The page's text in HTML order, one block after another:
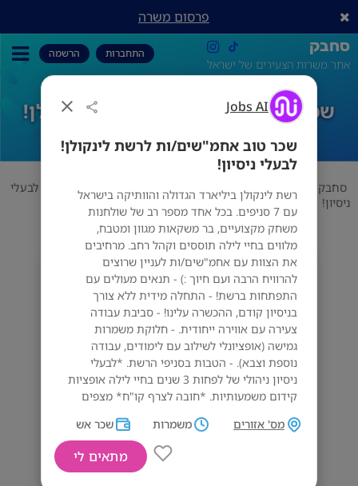
Jobs AI
שכר טוב אחמ"שים/ות לרשת לינקולן!
לבעלי ניסיון!
רשת לינקולן ביליארד הגדולה והוותיקה בישראל
עם 7 סניפים. בכל אחד מספר רב של שולחנות
משחק מקצועיים, בר משקאות מגוון ומטבח,
מלווים בחיי לילה תוססים וקהל רחב. מרחיבים
את הצוות עם אחמ"שים/ות לעניין שרוצים
להרוויח הרבה ועם חיוך :) - תנאים מעולים עם
התפתחות ברשת! - התחלה מידית ללא צורך
בניסיון קודם, ההכשרה עלינו! - סביבת עבודה
צעירה עם אווירה ייחודית. - חלוקת משמרות
גמישה (אופציונלי לשילוב עם לימודים, עבודה
נוספת וצבא). - הטבות בסניפי הרשת. *לבעלי
ניסיון ניהולי של לפחות 3 שנים בחיי לילה אופציות
קידום משמעותיות. *חובה לצרף קו"ח* מצפים
- עבודה בשעות שבת וחג, ערב ולילה מאוחרות -
מס' אזורים משמרות שכר אש
מתאים לי
פרסום משרה
סחבק
אתר משרות הצעירים של ישראל
התחברות הרשמה
שכר טוב אחמ"שים/ות לרשת לינקולן!
לבעלי ניסיון!
סחבק Jobs AI
שכר טוב אחמ"שים/ות לרשת לינקולן! לבעלי
ניסיון!
Jobs AI
מס' אזורים
שכר טוב אחמ"שים/ות לרשת לינקולן!